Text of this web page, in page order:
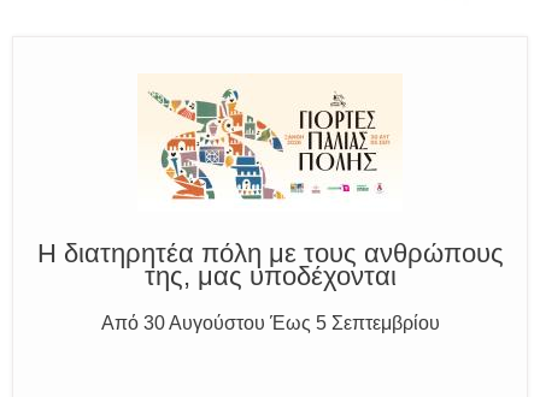
Η διατηρητέα πόλη με τους ανθρώπους
της, μας υποδέχονται